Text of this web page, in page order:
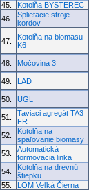
45.
Kotolňa BYSTEREC
46.
Splietacie stroje
kordov
47.
Kotolňa na biomasu -
K6
48. Močovina 3
49. LAD
50. UGL
51.
Taviaci agregát TA3
FR
52.
Kotolňa na
spaľovanie biomasy
53.
Automatická
formovacia linka
54.
Kotolňa na drevnú
štiepku
55.
LOM Veľká Čierna